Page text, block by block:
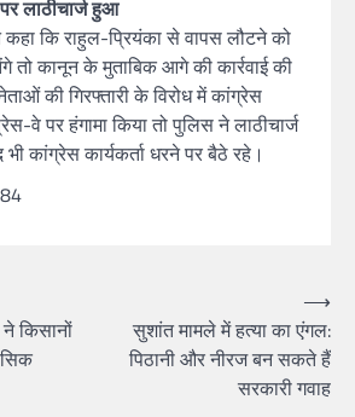
लाठीचार्ज हुआ
कि राहुल-प्रियंका से वापस लौटने को
तो कानून के मुताबिक आगे की कार्रवाई की
की गिरफ्तारी के विरोध में कांग्रेस
वे पर हंगामा किया तो पुलिस ने लाठीचार्ज
कांग्रेस कार्यकर्ता धरने पर बैठे रहे।
ने किसानों
सुशांत मामले में हत्या का एंगल:
पिठानी और नीरज बन सकते हैं
सरकारी गवाह
⟶